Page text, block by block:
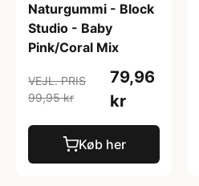
Naturgummi - Block
Studio - Baby
Pink/Coral Mix
VEJL. PRIS
99,95 kr
79,96
kr
Køb her